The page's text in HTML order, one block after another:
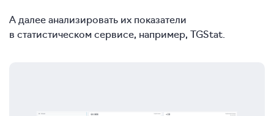
А далее анализировать их показатели
в статистическом сервисе, например, TGStat.